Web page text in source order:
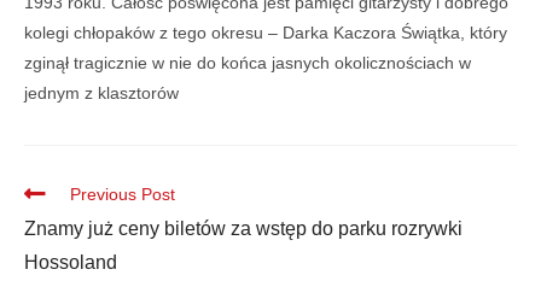
kolegi chłopaków z tego okresu – Darka Kaczora Świątka, który
zginął tragicznie w nie do końca jasnych okolicznościach w
jednym z klasztorów
Previous Post
Znamy już ceny biletów za wstęp do parku rozrywki
Hossoland